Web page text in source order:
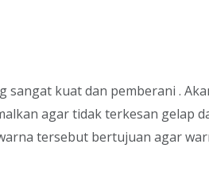
sangat kuat dan pemberani .
agar tidak terkesan gelap
tersebut bertujuan agar